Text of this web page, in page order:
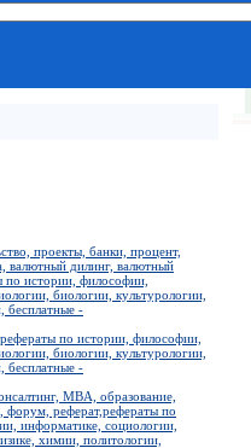
проекты, банки, процент,
валютный дилинг, валютный
истории, философии,
биологии, культурологии,
бесплатные -
по истории, философии,
биологии, культурологии,
бесплатные -
MBA, образование,
форум, реферат,рефераты по
информатике, социологии,
химии, политологии,